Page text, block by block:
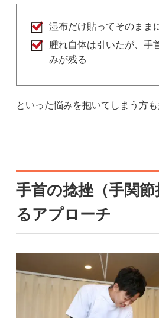
湿布だけ貼ってそのまま
腫れ自体は引いたが、手
みが残る
といった悩みを抱いてしまう方も
手首の捻挫（手関
るアプローチ